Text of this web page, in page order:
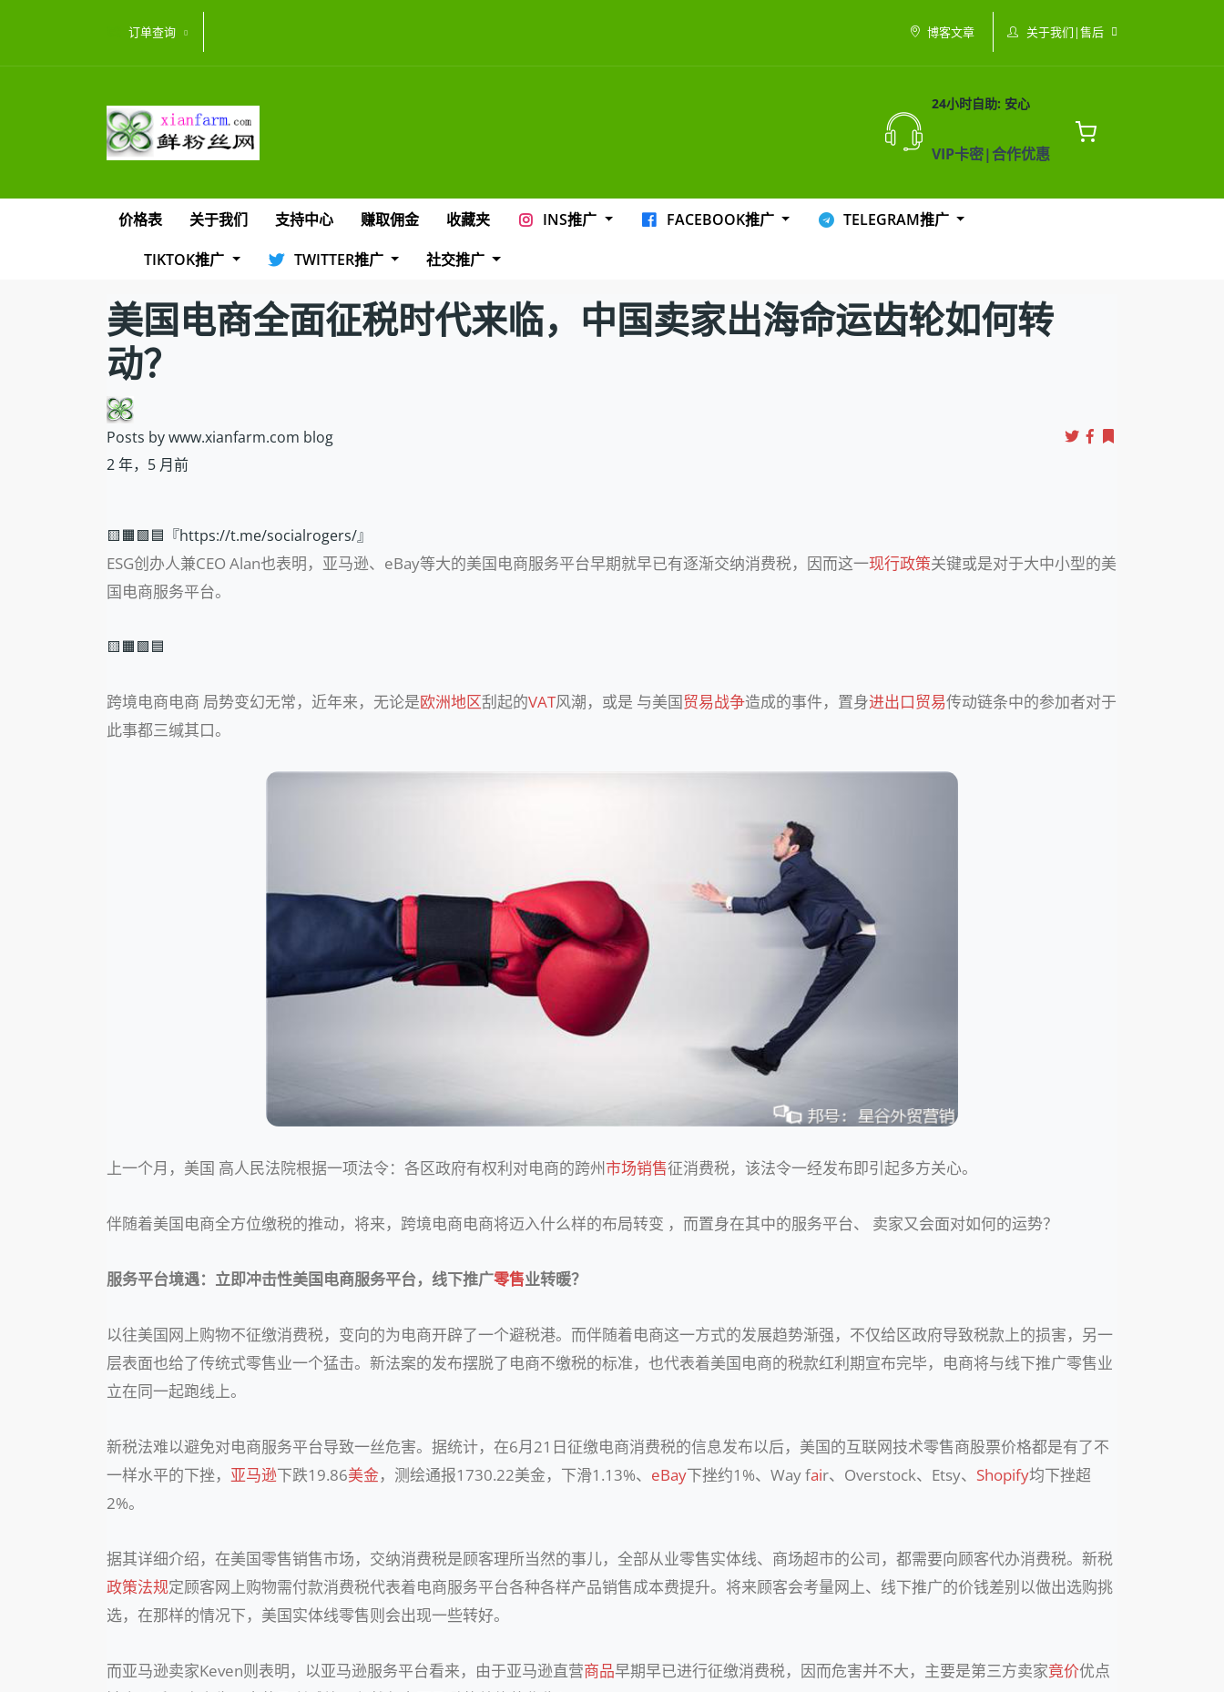
订单查询 博客文章 关于我们|售后
24小时自助: 安心
VIP卡密|合作优惠
价格表 关于我们 支持中心 赚取佣金 收藏夹 INS推广 FACEBOOK推广
TELEGRAM推广
TIKTOK推广
TWITTER推广 社交推广
美国电商全面征税时代来临，中国卖家出海命运齿轮如何转
动？
Posts by www.xianfarm.com blog
2 年，5 月前
🟨🟧🟩🟦『https://t.me/socialrogers/』
ESG创办人兼CEO Alan也表明，亚马逊、eBay等大的美国电商服务平台早期就早已有逐渐交纳消费税，因而这一现行政策关键或是对于大中小型的美
国电商服务平台。
🟨🟧🟩🟦
跨境电商电商 局势变幻无常，近年来，无论是欧洲地区刮起的VAT风潮，或是 与美国贸易战争造成的事件，置身进出口贸易传动链条中的参加者对于
此事都三缄其口。
上一个月，美国 高人民法院根据一项法令：各区政府有权利对电商的跨州市场销售征消费税，该法令一经发布即引起多方关心。
伴随着美国电商全方位缴税的推动，将来，跨境电商电商将迈入什么样的布局转变 ，而置身在其中的服务平台、 卖家又会面对如何的运势？
服务平台境遇：立即冲击性美国电商服务平台，线下推广零售业转暖？
以往美国网上购物不征缴消费税，变向的为电商开辟了一个避税港。而伴随着电商这一方式的发展趋势渐强，不仅给区政府导致税款上的损害，另一
层表面也给了传统式零售业一个猛击。新法案的发布摆脱了电商不缴税的标准，也代表着美国电商的税款红利期宣布完毕，电商将与线下推广零售业
立在同一起跑线上。
新税法难以避免对电商服务平台导致一丝危害。据统计，在6月21日征缴电商消费税的信息发布以后，美国的互联网技术零售商股票价格都是有了不
一样水平的下挫， 亚马逊下跌19.86美金，测绘通报1730.22美金，下滑1.13%、 eBay下挫约1%、Way fair、Overstock、Etsy、 Shopify均下挫超
2%。
据其详细介绍，在美国零售销售市场，交纳消费税是顾客理所当然的事儿，全部从业零售实体线、商场超市的公司，都需要向顾客代办消费税。新税
政策法规定顾客网上购物需付款消费税代表着电商服务平台各种各样产品销售成本费提升。将来顾客会考量网上、线下推广的价钱差别以做出选购挑
选，在那样的情况下，美国实体线零售则会出现一些转好。
而亚马逊卖家Keven则表明，以亚马逊服务平台看来，由于亚马逊直营商品早期早已进行征缴消费税，因而危害并不大，主要是第三方卖家竟价优点